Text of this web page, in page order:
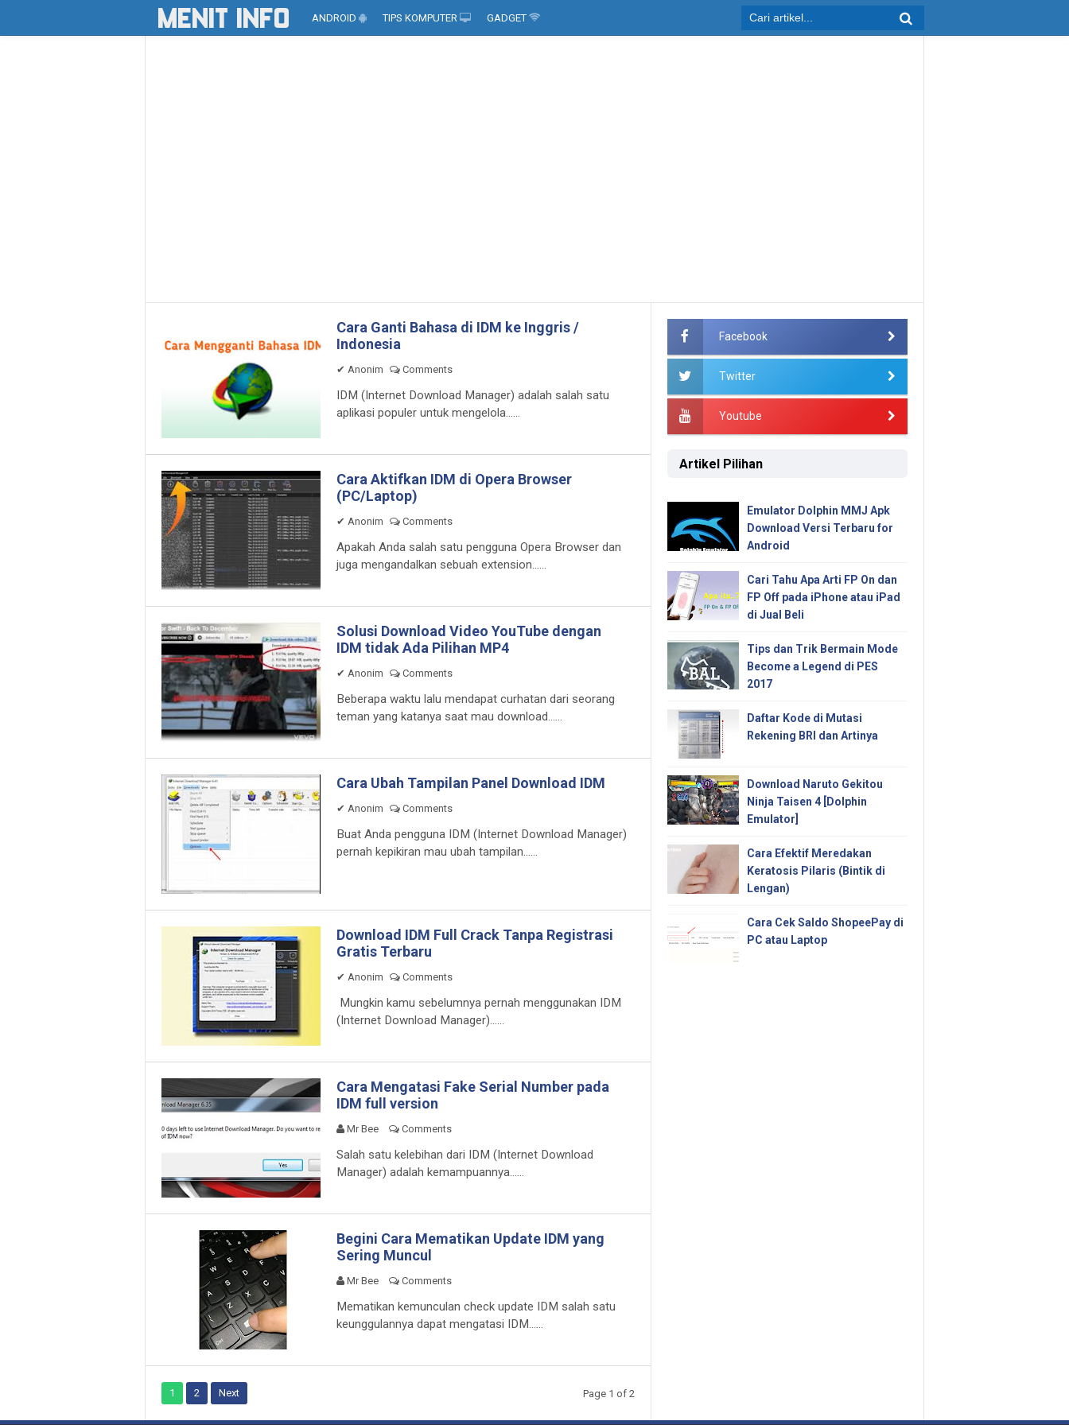
ANDROID TIPS KOMPUTER GADGET
Cara Ganti Bahasa di IDM ke Inggris /
Indonesia
✔ Anonim Comments
IDM (Internet Download Manager) adalah salah satu
aplikasi populer untuk mengelola......
Cara Aktifkan IDM di Opera Browser
(PC/Laptop)
✔ Anonim Comments
Apakah Anda salah satu pengguna Opera Browser dan
juga mengandalkan sebuah extension......
Solusi Download Video YouTube dengan
IDM tidak Ada Pilihan MP4
✔ Anonim Comments
Beberapa waktu lalu mendapat curhatan dari seorang
teman yang katanya saat mau download......
Cara Ubah Tampilan Panel Download IDM
✔ Anonim Comments
Buat Anda pengguna IDM (Internet Download Manager)
pernah kepikiran mau ubah tampilan......
Download IDM Full Crack Tanpa Registrasi
Gratis Terbaru
✔ Anonim Comments
Mungkin kamu sebelumnya pernah menggunakan IDM
(Internet Download Manager)......
Cara Mengatasi Fake Serial Number pada
IDM full version
Mr Bee Comments
Salah satu kelebihan dari IDM (Internet Download
Manager) adalah kemampuannya......
Begini Cara Mematikan Update IDM yang
Sering Muncul
Mr Bee Comments
Mematikan kemunculan check update IDM salah satu
keunggulannya dapat mengatasi IDM......
Page 1 of 2
1 2 Next
Facebook
Twitter
Youtube
Artikel Pilihan
Emulator Dolphin MMJ Apk
Download Versi Terbaru for
Android
Cari Tahu Apa Arti FP On dan
FP Off pada iPhone atau iPad
di Jual Beli
Tips dan Trik Bermain Mode
Become a Legend di PES
2017
Daftar Kode di Mutasi
Rekening BRI dan Artinya
Download Naruto Gekitou
Ninja Taisen 4 [Dolphin
Emulator]
Cara Efektif Meredakan
Keratosis Pilaris (Bintik di
Lengan)
Cara Cek Saldo ShopeePay di
PC atau Laptop